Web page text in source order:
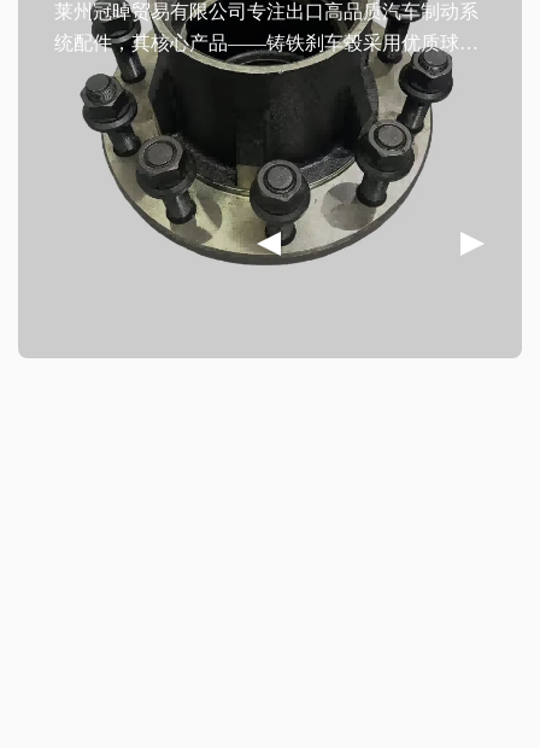
莱州冠晫贸易有限公司专注出口高品质汽车制动系
统配件，其核心产品——铸铁刹车毂采用优质球墨
铸铁精密铸造，具备卓越的高温抗性和高效散热性
能，显著提升制动稳定性与行车安全。产品通过油
浸、喷涂或涂层等多重防锈工艺处理，可在潮湿、
盐雾等恶劣环境中长期使用不生锈、不变形，延长
使用寿命。符合IATF TS16949质量管理体系及R90
E-mark国际认证标准，满足欧美、亚太等多个国家
和地区法规要求。支持小批量试单和个性化标签包